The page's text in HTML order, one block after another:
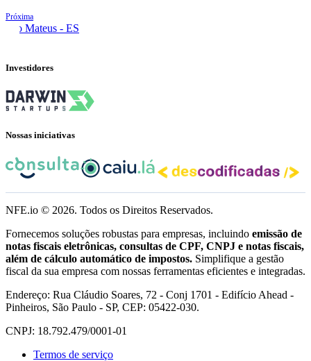
Próxima
São Mateus - ES
Investidores
Nossas iniciativas
NFE.io © 2026. Todos os Direitos Reservados.
Fornecemos soluções robustas para empresas, incluindo emissão de
notas fiscais eletrônicas, consultas de CPF, CNPJ e notas fiscais,
além de cálculo automático de impostos. Simplifique a gestão
fiscal da sua empresa com nossas ferramentas eficientes e integradas.
Endereço: Rua Cláudio Soares, 72 - Conj 1701 - Edifício Ahead -
Pinheiros, São Paulo - SP, CEP: 05422-030.
CNPJ: 18.792.479/0001-01
Termos de serviço